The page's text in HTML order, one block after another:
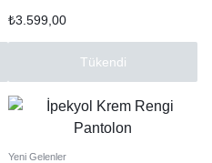
₺3.599,00
Tükendi
Yeni Gelenler